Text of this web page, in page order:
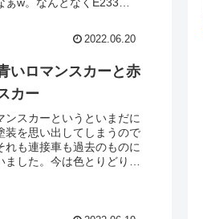
ぁw。なんとなくE233系
れ系の顔が増殖していくの
？？各駅停車も10連が増
の小田急。しばらく来ない
変わりました。
2022.06.20
いロマンスカーと赤
カー
ンスカーというといまだに
装を思い出してしまうので
れも連接車も過去のものに
ました。今は色とりどりな